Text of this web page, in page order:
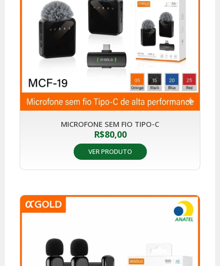
MICROFONE SEM FIO TIPO-C
R$80,00
VER PRODUTO